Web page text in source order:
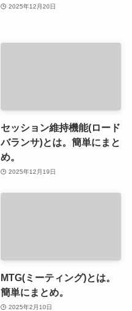
2025年12月20日
セッション維持機能(ロード
バランサ)とは。簡単にまと
め。
2025年12月19日
MTG(ミーティング)とは。
簡単にまとめ。
2025年2月10日